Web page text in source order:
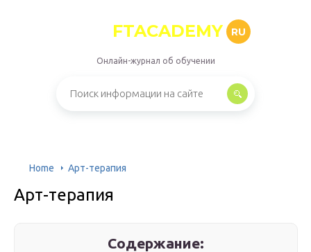
FTACADEMY RU
Онлайн-журнал об обучении
Home Арт-терапия
Арт-терапия
Содержание: